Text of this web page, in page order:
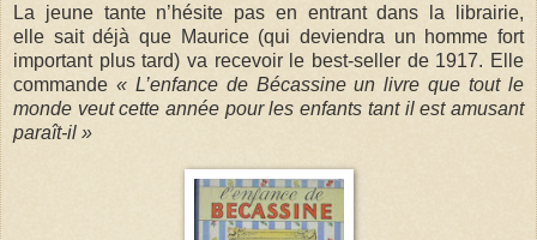
La jeune tante n’hésite pas en entrant dans la librairie,
elle sait déjà que Maurice (qui deviendra un homme fort
important plus tard) va recevoir le best-seller de 1917. Elle
commande « L’enfance de Bécassine un livre que tout le
monde veut cette année pour les enfants tant il est amusant
paraît-il »